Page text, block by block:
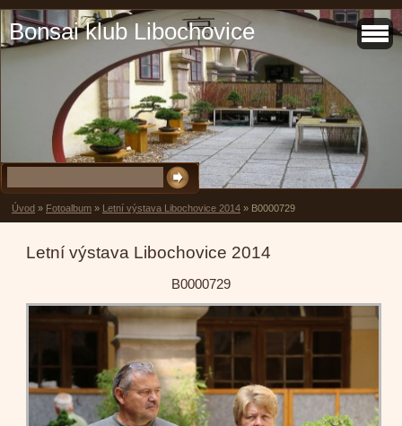
Bonsai klub Libochovice
Úvod » Fotoalbum » Letní výstava Libochovice 2014 » B0000729
Letní výstava Libochovice 2014
B0000729